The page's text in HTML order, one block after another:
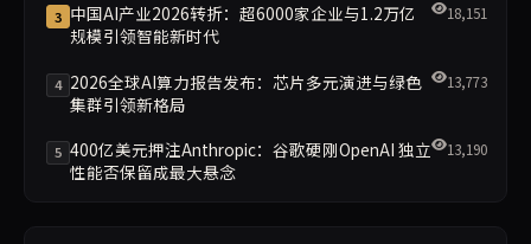
3 中国AI产业2026转折：超6000家企业与1.2万亿
规模引领智能新时代
18,151
4 2026全球AI算力报告发布：芯片多元演进与绿色
集群引领新格局
13,773
5 400亿美元押注Anthropic：谷歌硬刚OpenAI 独立
性能否保留成最大悬念
13,190